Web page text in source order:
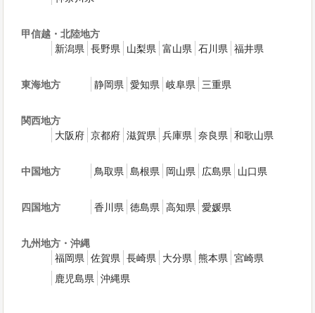
甲信越・北陸地方
新潟県 長野県 山梨県 富山県 石川県 福井県
東海地方 静岡県 愛知県 岐阜県 三重県
関西地方
大阪府 京都府 滋賀県 兵庫県 奈良県 和歌山県
中国地方 鳥取県 島根県 岡山県 広島県 山口県
四国地方 香川県 徳島県 高知県 愛媛県
九州地方・沖縄
福岡県 佐賀県 長崎県 大分県 熊本県 宮崎県
鹿児島県 沖縄県